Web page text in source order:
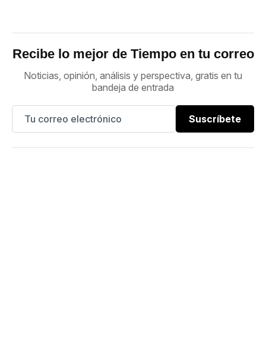
Recibe lo mejor de Tiempo en tu correo
Noticias, opinión, análisis y perspectiva, gratis en tu
bandeja de entrada
Suscríbete